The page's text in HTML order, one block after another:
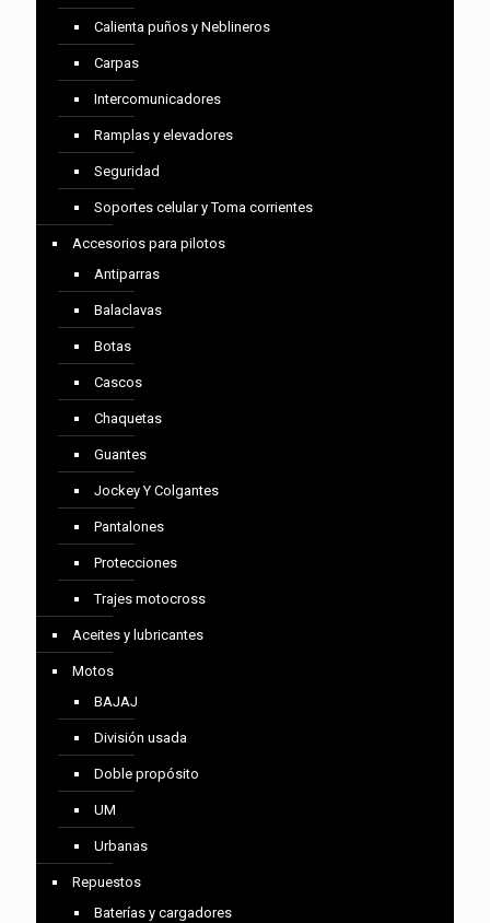
Calienta puños y Neblineros
Carpas
Intercomunicadores
Ramplas y elevadores
Seguridad
Soportes celular y Toma corrientes
Accesorios para pilotos
Antiparras
Balaclavas
Botas
Cascos
Chaquetas
Guantes
Jockey Y Colgantes
Pantalones
Protecciones
Trajes motocross
Aceites y lubricantes
Motos
BAJAJ
División usada
Doble propósito
UM
Urbanas
Repuestos
Baterías y cargadores